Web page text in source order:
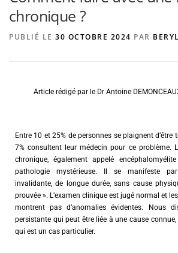
AGENCE DE PUBLICITÉ
chronique ?
PUBLIÉ LE 30 OCTOBRE 2024 PAR BERYL
Article rédigé par le Dr Antoine
Entre 10 et 25% de personnes se plaignent d’être
7% consultent leur médecin pour ce problème.
chronique, également appelé
pathologie mystérieuse. Il se manifeste
invalidante, de longue durée, sans cause
prouvée ». L’examen clinique est jugé normal et
montrent pas d’anomalies évidentes. Nous
persistante qui peut être liée à une cause
qui est un cas particulier.